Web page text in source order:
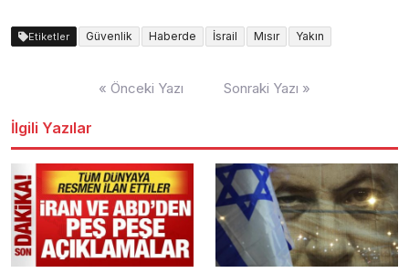
Etiketler Güvenlik Haberde İsrail Mısır Yakın
« Önceki Yazı Sonraki Yazı »
İlgili Yazılar